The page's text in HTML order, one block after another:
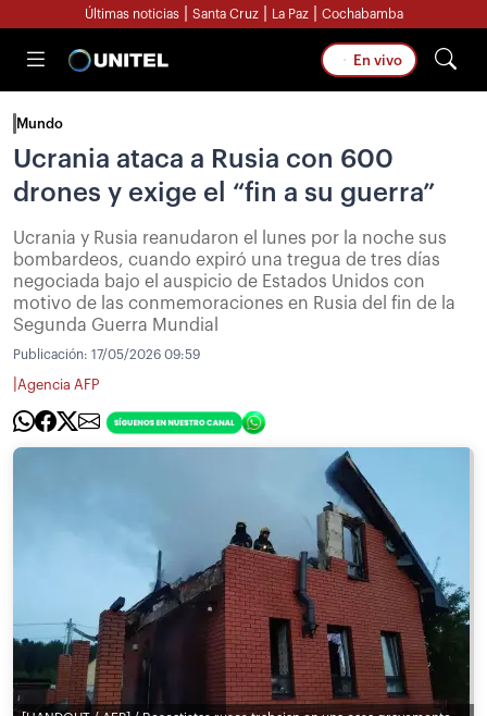
Últimas noticias Santa Cruz La Paz Cochabamba
En vivo
Mundo
Ucrania ataca a Rusia con 600
drones y exige el “fin a su guerra”
Ucrania y Rusia reanudaron el lunes por la noche sus
bombardeos, cuando expiró una tregua de tres días
negociada bajo el auspicio de Estados Unidos con
motivo de las conmemoraciones en Rusia del fin de la
Segunda Guerra Mundial
Publicación: 17/05/2026 09:59
Agencia AFP